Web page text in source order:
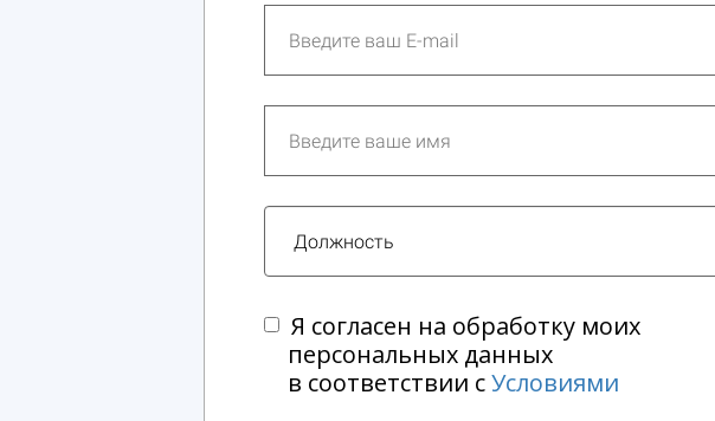
Я согласен на обработку моих
персональных данных
в соответствии сУсловиями